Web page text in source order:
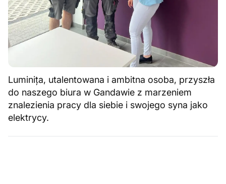
Luminița, utalentowana i ambitna osoba, przyszła
do naszego biura w Gandawie z marzeniem
znalezienia pracy dla siebie i swojego syna jako
elektrycy.